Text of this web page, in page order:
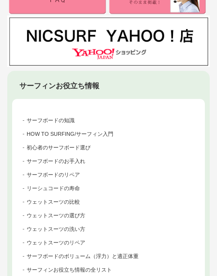
サーフィンお役立ち情報
サーフボードの知識
HOW TO SURFING/サーフィン入門
初心者のサーフボード選び
サーフボードのお手入れ
サーフボードのリペア
リーシュコードの寿命
ウェットスーツの比較
ウェットスーツの選び方
ウェットスーツの洗い方
ウェットスーツのリペア
サーフボードのボリューム（浮力）と適正体重
サーフィンお役立ち情報の全リスト